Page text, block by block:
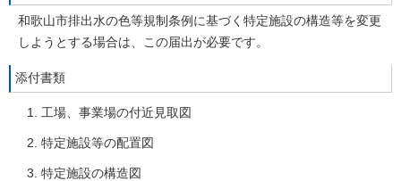
和歌山市排出水の色等規制条例に基づく特定施設の構造等を変更
しようとする場合は、この届出が必要です。
添付書類
工場、事業場の付近見取図
特定施設等の配置図
特定施設の構造図